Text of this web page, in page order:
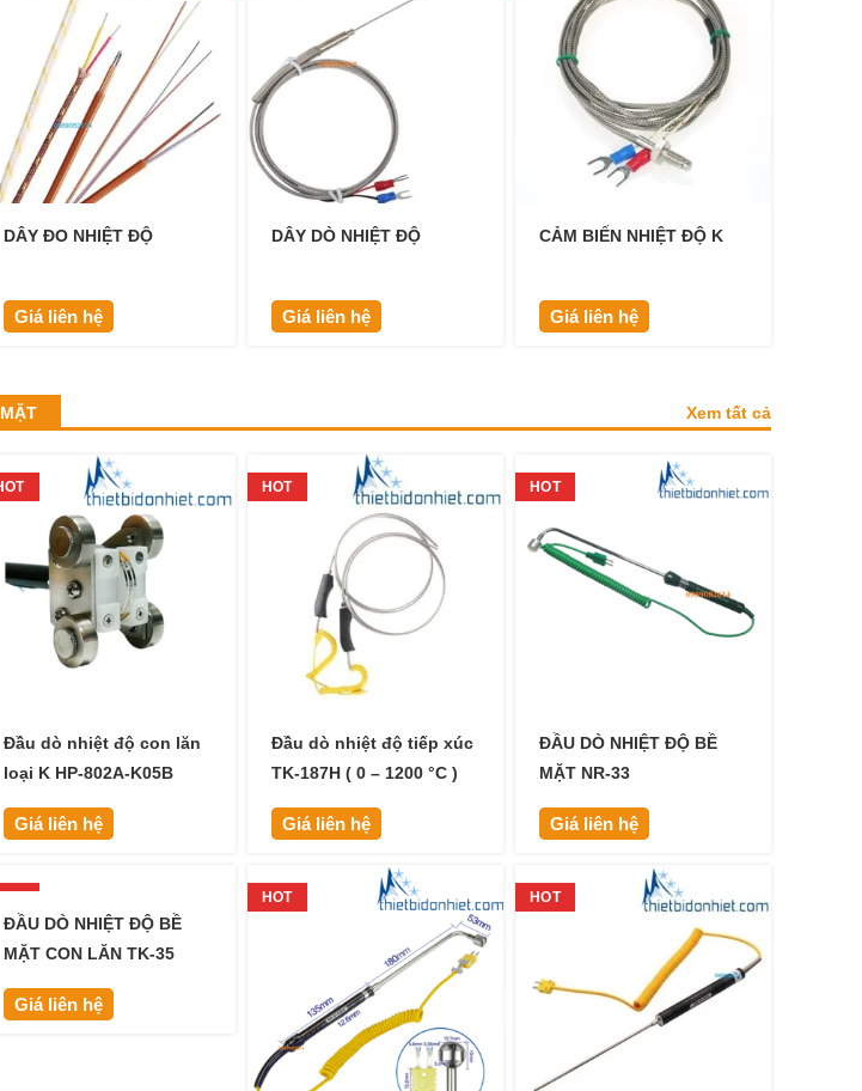
DÂY ĐO NHIỆT ĐỘ
Giá liên hệ
DÂY DÒ NHIỆT ĐỘ
Giá liên hệ
CẢM BIẾN NHIỆT ĐỘ K
Giá liên hệ
Xem tất cả
Đầu dò nhiệt độ con lăn
loại K HP-802A-K05B
Giá liên hệ
HOT
Đầu dò nhiệt độ tiếp xúc
TK-187H ( 0 – 1200 °C )
Giá liên hệ
HOT
ĐẦU DÒ NHIỆT ĐỘ BỀ
MẶT NR-33
Giá liên hệ
ĐẦU DÒ NHIỆT ĐỘ BỀ
MẶT CON LĂN TK-35
Giá liên hệ
HOT HOT